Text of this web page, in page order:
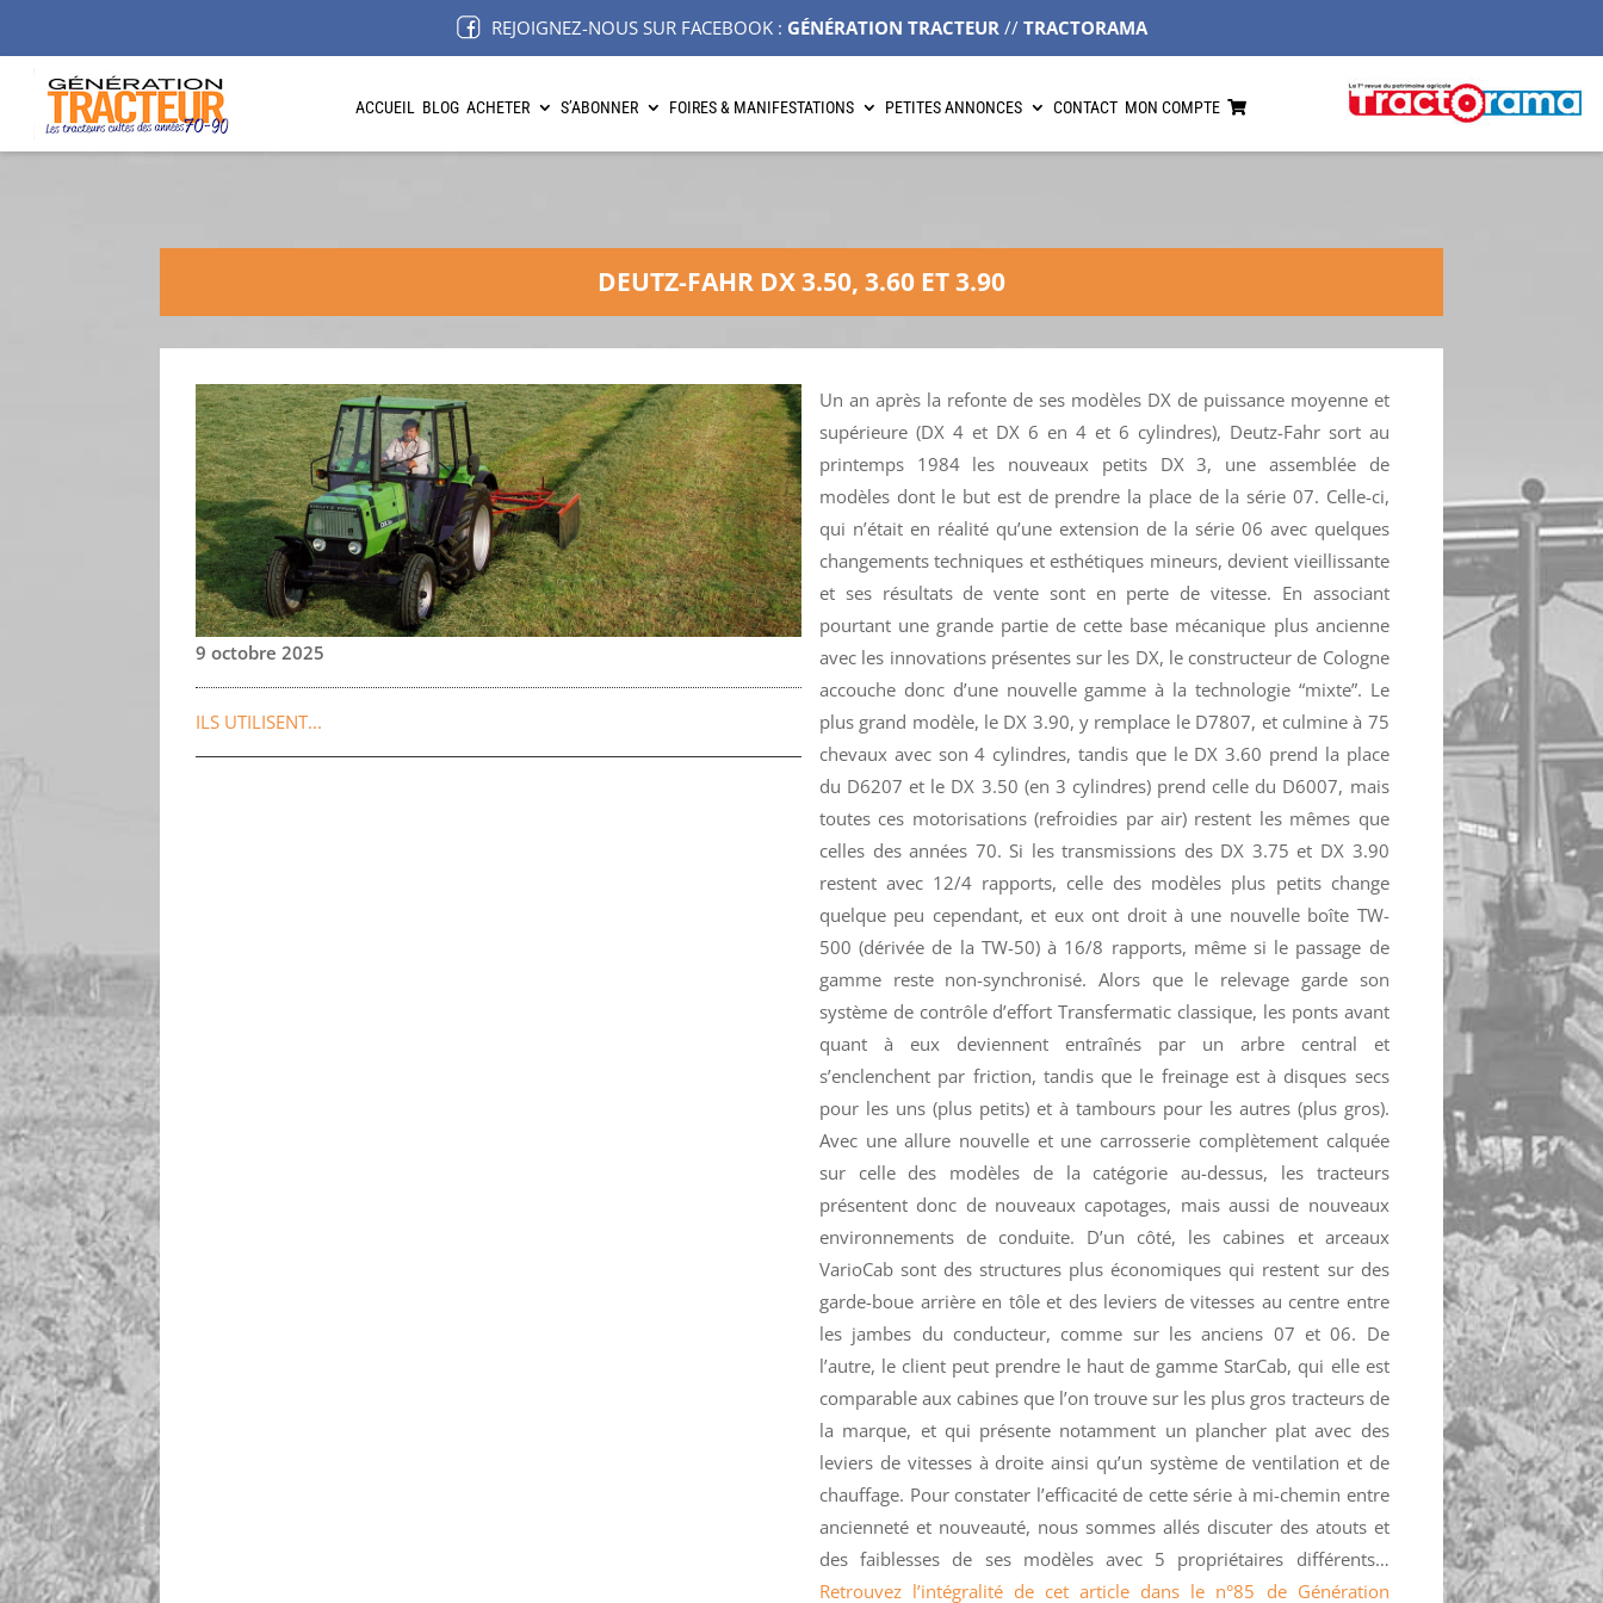
REJOIGNEZ-NOUS SUR FACEBOOK : GÉNÉRATION TRACTEUR// TRACTORAMA
ACCUEIL BLOG ACHETER S’ABONNER FOIRES & MANIFESTATIONS PETITES ANNONCES CONTACT MON COMPTE
DEUTZ-FAHR DX 3.50, 3.60 ET 3.90
9 octobre 2025
ILS UTILISENT...
Un an après la refonte de ses modèles DX de puissance moyenne et
supérieure (DX 4 et DX 6 en 4 et 6 cylindres), Deutz-Fahr sort au
printemps 1984 les nouveaux petits DX 3, une assemblée de
modèles dont le but est de prendre la place de la série 07. Celle-ci,
qui n’était en réalité qu’une extension de la série 06 avec quelques
changements techniques et esthétiques mineurs, devient vieillissante
et ses résultats de vente sont en perte de vitesse. En associant
pourtant une grande partie de cette base mécanique plus ancienne
avec les innovations présentes sur les DX, le constructeur de Cologne
accouche donc d’une nouvelle gamme à la technologie “mixte”. Le
plus grand modèle, le DX 3.90, y remplace le D7807, et culmine à 75
chevaux avec son 4 cylindres, tandis que le DX 3.60 prend la place
du D6207 et le DX 3.50 (en 3 cylindres) prend celle du D6007, mais
toutes ces motorisations (refroidies par air) restent les mêmes que
celles des années 70. Si les transmissions des DX 3.75 et DX 3.90
restent avec 12/4 rapports, celle des modèles plus petits change
quelque peu cependant, et eux ont droit à une nouvelle boîte TW-
500 (dérivée de la TW-50) à 16/8 rapports, même si le passage de
gamme reste non-synchronisé. Alors que le relevage garde son
système de contrôle d’effort Transfermatic classique, les ponts avant
quant à eux deviennent entraînés par un arbre central et
s’enclenchent par friction, tandis que le freinage est à disques secs
pour les uns (plus petits) et à tambours pour les autres (plus gros).
Avec une allure nouvelle et une carrosserie complètement calquée
sur celle des modèles de la catégorie au-dessus, les tracteurs
présentent donc de nouveaux capotages, mais aussi de nouveaux
environnements de conduite. D’un côté, les cabines et arceaux
VarioCab sont des structures plus économiques qui restent sur des
garde-boue arrière en tôle et des leviers de vitesses au centre entre
les jambes du conducteur, comme sur les anciens 07 et 06. De
l’autre, le client peut prendre le haut de gamme StarCab, qui elle est
comparable aux cabines que l’on trouve sur les plus gros tracteurs de
la marque, et qui présente notamment un plancher plat avec des
leviers de vitesses à droite ainsi qu’un système de ventilation et de
chauffage. Pour constater l’efficacité de cette série à mi-chemin entre
ancienneté et nouveauté, nous sommes allés discuter des atouts et
des faiblesses de ses modèles avec 5 propriétaires différents…
Retrouvez l’intégralité de cet article dans le n°85 de Génération